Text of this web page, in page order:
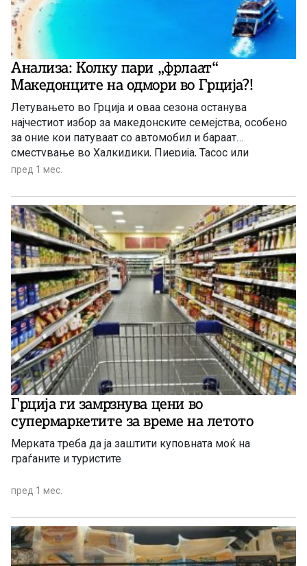
Анализа: Колку пари „фрлаат“
Македонците на одмори во Грција?!
Летувањето во Грција и оваа сезона останува
најчестиот избор за македонските семејства, особено
за оние кои патуваат со автомобил и бараат
сместување во Халкидики, Пиерија, Тасос или
околината на Солун. Она што е главното прашање е
земја. Ако се земе како пример семејство од двајца
возрасни и две […]
пред 1 мес.
Грција ги замрзнува цени во
супермаркетите за време на летото
Мерката треба да ја заштити куповната моќ на
граѓаните и туристите
пред 1 мес.